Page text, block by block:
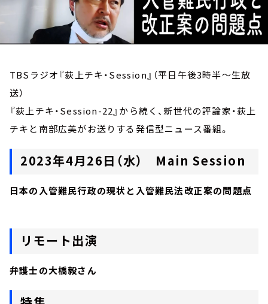
TBSラジオ『荻上チキ・Session』（平日午後3時半～生放
送）
『荻上チキ・Session-22』から続く、新世代の評論家・荻上
チキと南部広美がお送りする発信型ニュース番組。
2023年4月26日（水） Main Session
日本の入管難民行政の現状と入管難民法改正案の問題点
リモート出演
弁護士の大橋毅さん